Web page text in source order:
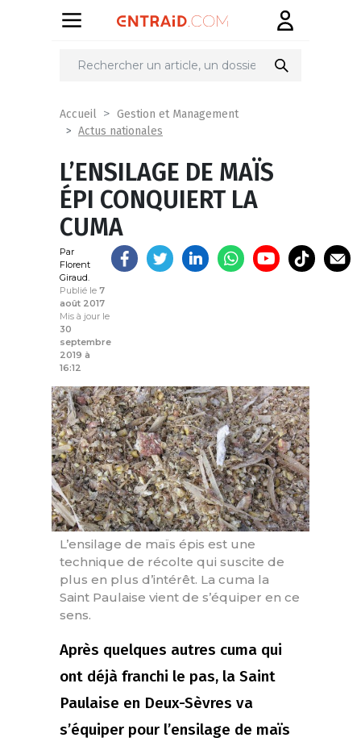
Partager
Accueil
Gestion et Management
Actus nationales
L’ENSILAGE DE MAÏS
ÉPI CONQUIERT LA
CUMA
Par
Florent
Giraud.
Publié le 7
août 2017
Mis à jour le
30
septembre
2019 à
16:12
L’ensilage de maïs épis est une
technique de récolte qui suscite de
plus en plus d’intérêt. La cuma la
Saint Paulaise vient de s’équiper en ce
sens.
Après quelques autres cuma qui
ont déjà franchi le pas, la Saint
Paulaise en Deux-Sèvres va
s’équiper pour l’ensilage de maïs